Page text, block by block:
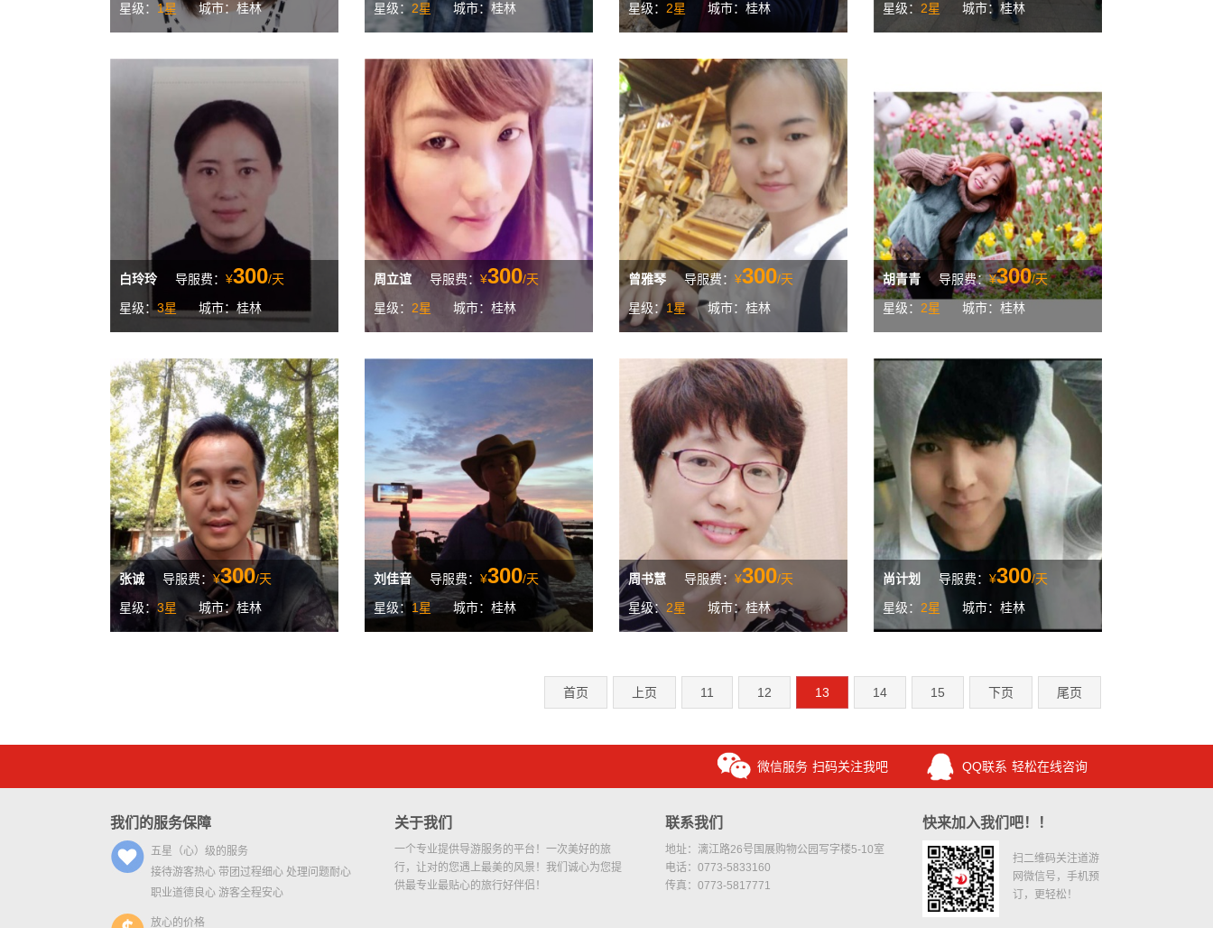
星级： 1星 城市：桂林
星级： 2星 城市：桂林
星级： 2星 城市：桂林
星级： 2星 城市：桂林
白玲玲 导服费： ¥300/天
星级：3星 城市：桂林
周立谊 导服费： ¥300/天
星级： 2星 城市：桂林
曾雅琴 导服费： ¥300/天
星级：1星 城市：桂林
胡青青 导服费：¥300/天
星级： 2星 城市：桂林
张诚 导服费： ¥300/天
星级：3星 城市：桂林
刘佳音 导服费： ¥300/天
星级： 1星 城市：桂林
周书慧 导服费： ¥300/天
星级： 2星 城市：桂林
尚计划 导服费： ¥300/天
星级： 2星 城市：桂林
首页 上页 11 12 13 14 15 下页 尾页
微信服务 扫码关注我吧 QQ联系 轻松在线咨询
我们的服务保障
五星（心）级的服务
接待游客热心 带团过程细心 处理问题耐心
职业道德良心 游客全程安心
放心的价格
关于我们
一个专业提供导游服务的平台！一次美好的旅
行，让对的您遇上最美的风景！我们诚心为您提
供最专业最贴心的旅行好伴侣！
联系我们
地址：漓江路26号国展购物公园写字楼5-10室
电话：0773-5833160
传真：0773-5817771
快来加入我们吧！！
扫二维码关注道游
网微信号，手机预
订，更轻松！